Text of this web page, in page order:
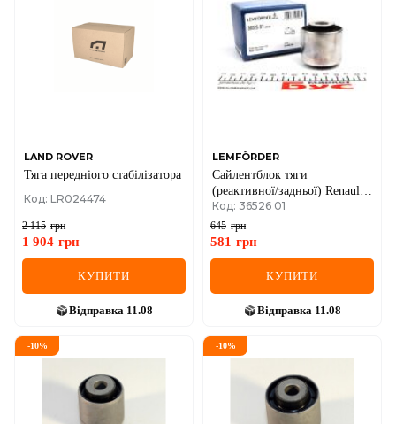
LAND ROVER
Тяга передніого стабілізатора
Код: LR024474
2 115 грн
1 904 грн
КУПИТИ
Відправка 11.08
LEMFÖRDER
Сайлентблок тяги
(реактивної/задньої) Renault
Trafic/Opel Vivaro 01- (R)
Код: 36526 01
645 грн
581 грн
КУПИТИ
Відправка 11.08
-10% -10%